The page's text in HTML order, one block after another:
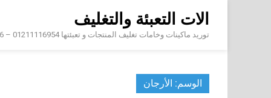
content
الات التعبئة والتغليف
توريد ماكينات وخامات تغليف المنتجات و تعبئتها 01211116954 – 01211116956 – 01211116958
الوسم: الأرجان